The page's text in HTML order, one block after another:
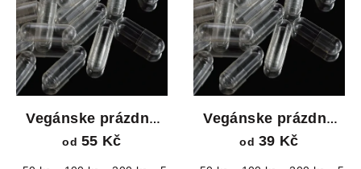
Vegánske prázdne
kapsuly veľkosť 000
od 55 Kč
Vegánske prázdne
kapsuly veľkosť 00 –
od 39 Kč